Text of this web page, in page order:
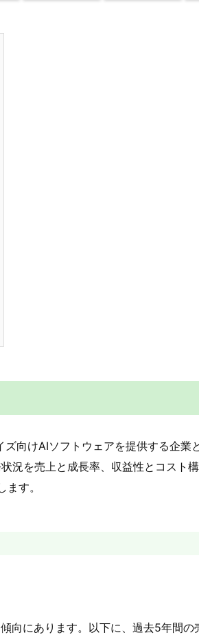
向けAIソフトウェアを提供する企業
況を売上と成長率、収益性とコスト
す。
向にあります。以下に、過去5年間の